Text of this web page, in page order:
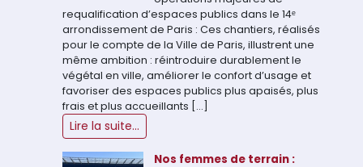
requalification d’espaces publics dans le 14ᵉ
arrondissement de Paris : Ces chantiers, réalisés
pour le compte de la Ville de Paris, illustrent une
même ambition : réintroduire durablement le
végétal en ville, améliorer le confort d’usage et
favoriser des espaces publics plus apaisés, plus
frais et plus accueillants […]
Lire la suite...
Nos femmes de terrain :